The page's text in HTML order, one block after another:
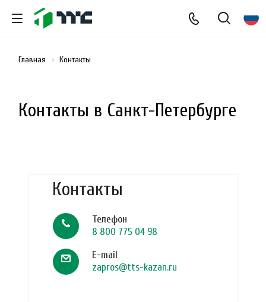
Контакты в Санкт-Петербурге
Главная Контакты
Контакты
Телефон
8 800 775 04 98
E-mail
zapros@tts-kazan.ru